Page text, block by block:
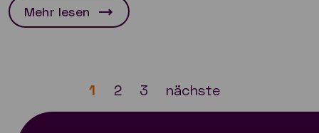
Mehr lesen
1 2 3 nächste